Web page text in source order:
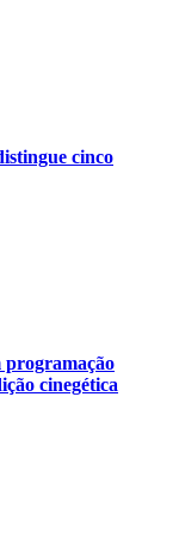
cinco
programação
cinegética